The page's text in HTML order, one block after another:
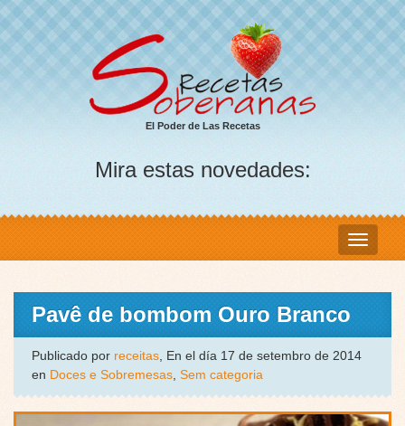
El Poder de Las Recetas
Mira estas novedades:
Pavê de bombom Ouro Branco
Publicado por receitas, En el día 17 de setembro de 2014
en Doces e Sobremesas, Sem categoria